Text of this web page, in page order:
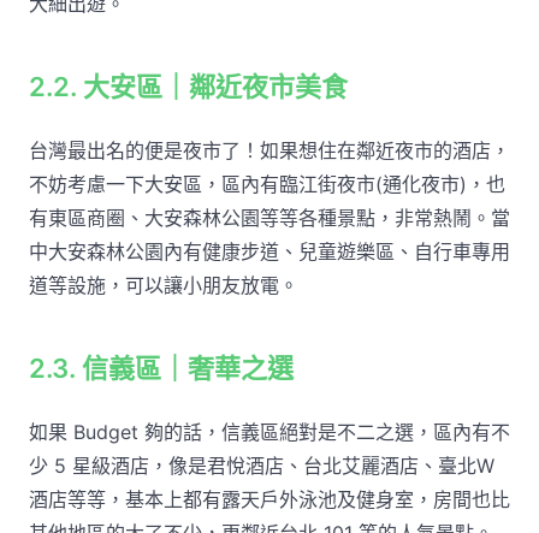
2.2. 大安區｜鄰近夜市美食
台灣最出名的便是夜市了！如果想住在鄰近夜市的酒店，
不妨考慮一下大安區，區內有臨江街夜市(通化夜市)，也
有東區商圈、大安森林公園等等各種景點，非常熱鬧。當
中大安森林公園內有健康步道、兒童遊樂區、自行車專用
道等設施，可以讓小朋友放電。
2.3. 信義區｜奢華之選
如果 Budget 夠的話，信義區絕對是不二之選，區內有不
少 5 星級酒店，像是君悅酒店、台北艾麗酒店、臺北W
酒店等等，基本上都有露天戶外泳池及健身室，房間也比